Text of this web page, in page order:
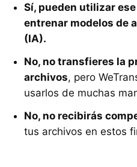
Sí, pueden utilizar
entrenar modelos de
(IA).
No, no transfieres la
archivos, pero
usarlos de muchas
No, no recibirás
tus archivos en estos